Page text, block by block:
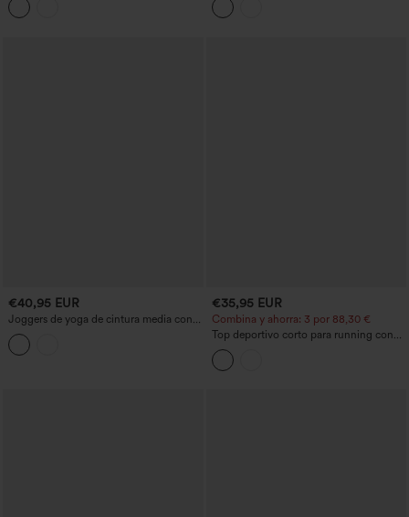
con aperturas para el pulgar y un recorte
en malla a contraste
€40,95 EUR
Joggers de yoga de cintura media con
cordón, rayas y bolsillos
€35,95 EUR
Combina y ahorra: 3 por 88,30 €
Top deportivo corto para running con
escote barco y sujetador incorporado,
mangas cortas, malla a contraste, tacto
fresco, secado rápido - UPF50+